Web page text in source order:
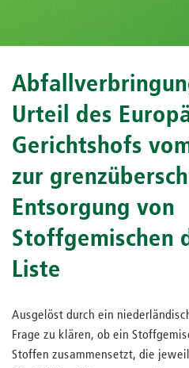
Urteil des
Gerichtshofs
zur
Entsorgung von
Stoffgemischen
Liste
Ausgelöst durch ein
Frage zu klären, ob ein
Stoffen zusammensetzt, die